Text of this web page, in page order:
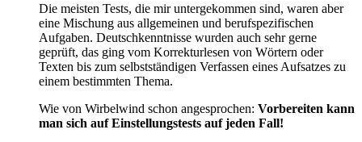
Die meisten Tests, die mir untergekommen sind, waren aber
eine Mischung aus allgemeinen und berufspezifischen
Aufgaben. Deutschkenntnisse wurden auch sehr gerne
geprüft, das ging vom Korrekturlesen von Wörtern oder
Texten bis zum selbstständigen Verfassen eines Aufsatzes zu
einem bestimmten Thema.
Wie von Wirbelwind schon angesprochen: Vorbereiten kann
man sich auf Einstellungstests auf jeden Fall!